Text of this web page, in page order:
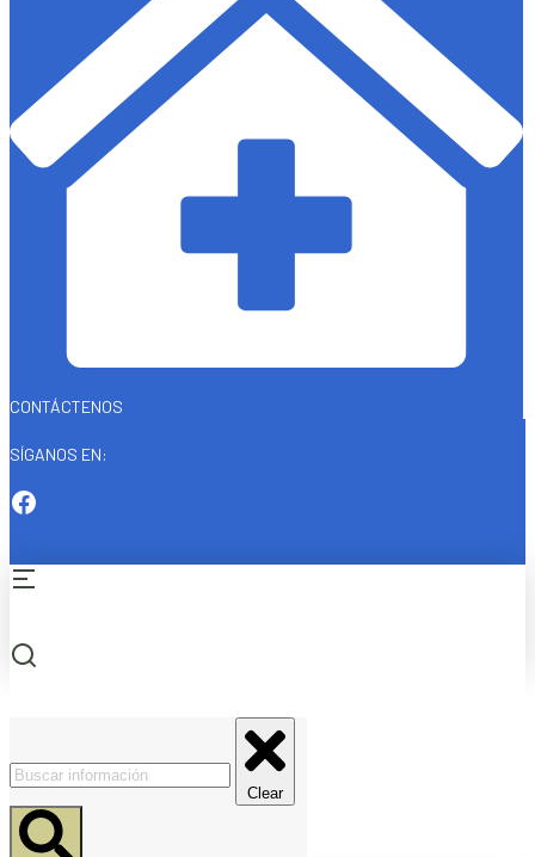
CONTÁCTENOS
SÍGANOS EN:
Clear